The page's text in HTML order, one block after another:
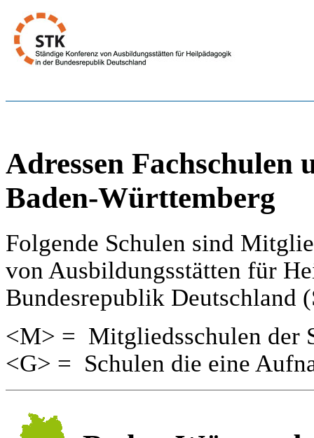
Adressen Fachschulen
Baden-Württemberg
Folgende Schulen sind
von Ausbildungsstätten für
Bundesrepublik Deutschland
<M> = Mitgliedsschulen der
<G> = Schulen die eine